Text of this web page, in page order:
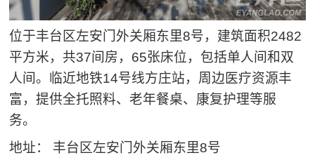
位于丰台区左安门外关厢东里8号，建筑面积2482
平方米，共37间房，65张床位，包括单人间和双
人间。临近地铁14号线方庄站，周边医疗资源丰
富，提供全托照料、老年餐桌、康复护理等服
务。
地址： 丰台区左安门外关厢东里8号